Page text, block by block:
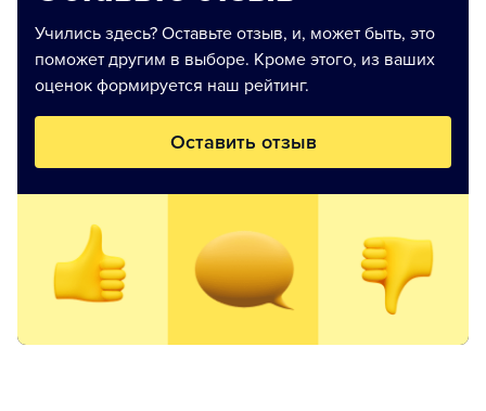
Учились здесь? Оставьте отзыв, и, может быть, это
поможет другим в выборе. Кроме этого, из ваших
оценок формируется наш рейтинг.
Оставить отзыв